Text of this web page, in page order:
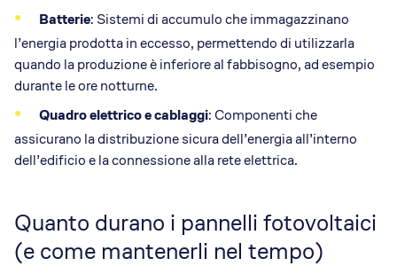
Batterie: Sistemi di accumulo che immagazzinano
l’energia prodotta in eccesso, permettendo di utilizzarla
quando la produzione è inferiore al fabbisogno, ad esempio
durante le ore notturne.
Quadro elettrico e cablaggi: Componenti che
assicurano la distribuzione sicura dell’energia all’interno
dell’edificio e la connessione alla rete elettrica.
Quanto durano i pannelli fotovoltaici
(e come mantenerli nel tempo)